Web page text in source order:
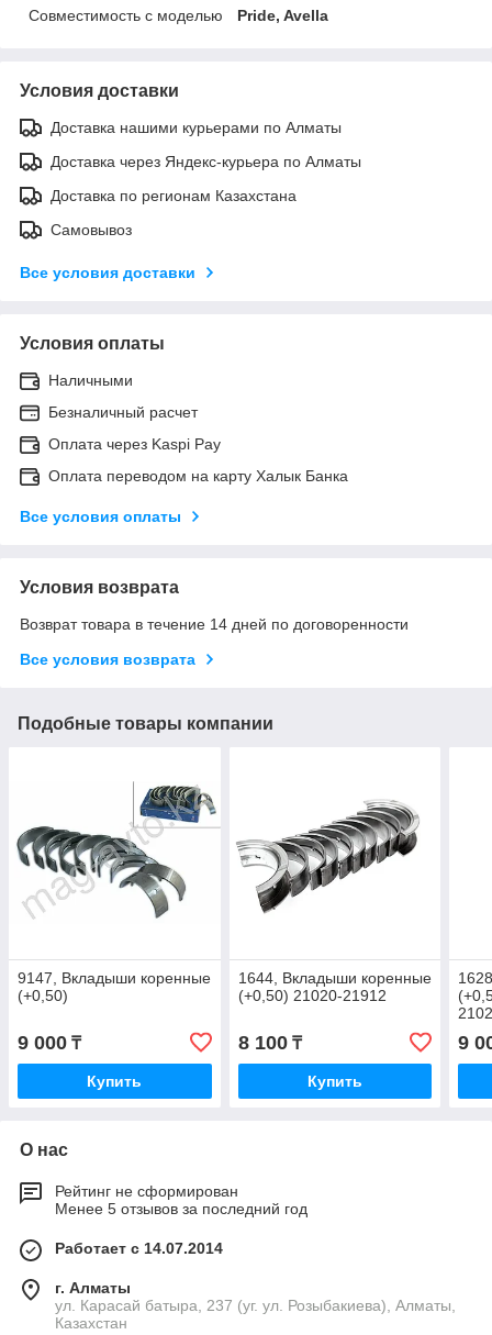
Совместимость с моделью
Pride, Avella
Условия доставки
Доставка нашими курьерами по Алматы
Доставка через Яндекс-курьера по Алматы
Доставка по регионам Казахстана
Самовывоз
Все условия доставки
Условия оплаты
Наличными
Безналичный расчет
Оплата через Kaspi Pay
Оплата переводом на карту Халык Банка
Все условия оплаты
Условия возврата
Возврат товара в течение 14 дней по договоренности
Все условия возврата
Подобные товары компании
9147, Вкладыши коренные
(+0,50)
9 000 ₸
Купить
1644, Вкладыши коренные
(+0,50) 21020-21912
8 100₸
Купить
9
О нас
Рейтинг не сформирован
Менее 5 отзывов за последний год
Работает с 14.07.2014
г. Алматы
ул. Карасай батыра, 237 (уг. ул. Розыбакиева), Алматы,
Казахстан